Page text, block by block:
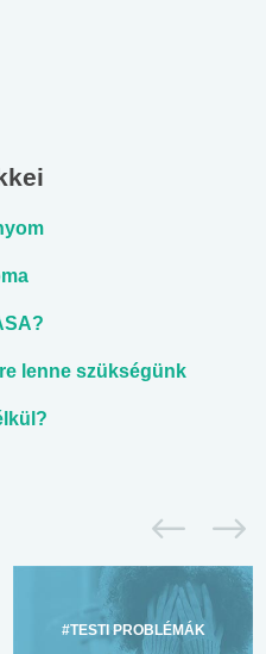
lenne szükségünk
#TESTI PROBLÉMÁK